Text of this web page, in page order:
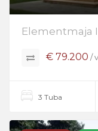
Elementmaja
€ 79.200 /
3 Tuba